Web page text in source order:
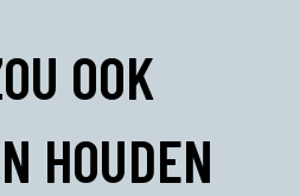
OOK
HOUDEN